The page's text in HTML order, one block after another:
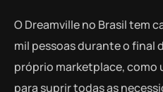
O Dreamville no Brasil tem
mil pessoas durante o final
próprio marketplace, como
para suprir todas as